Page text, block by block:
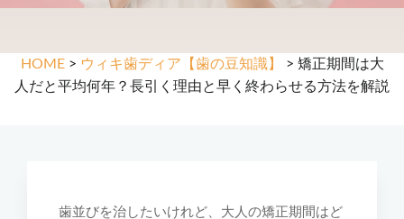
HOME> ウィキ歯ディア【歯の豆知識】
> 矯正期間は大
人だと平均何年？長引く理由と早く終わらせる方法を解説
歯並びを治したいけれど、大人の矯正期間はど